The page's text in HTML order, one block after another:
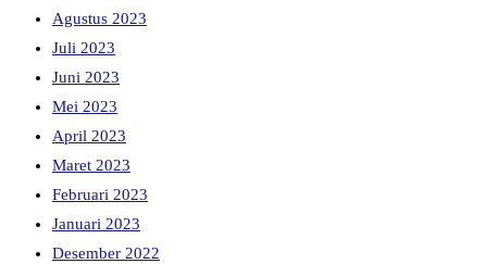
Agustus 2023
Juli 2023
Juni 2023
Mei 2023
April 2023
Maret 2023
Februari 2023
Januari 2023
Desember 2022